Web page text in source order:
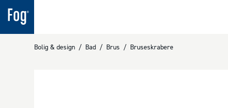
Bolig & design / Bad / Brus / Bruseskrabere